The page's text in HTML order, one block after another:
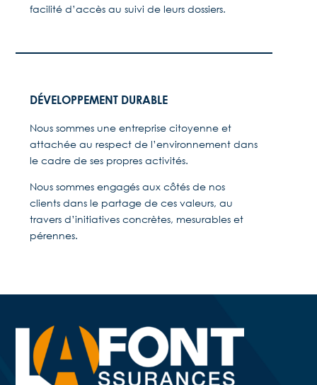
facilité d’accès au suivi de leurs dossiers.
DÉVELOPPEMENT DURABLE
Nous sommes une entreprise citoyenne et
attachée au respect de l’environnement dans
le cadre de ses propres activités.
Nous sommes engagés aux côtés de nos
clients dans le partage de ces valeurs, au
travers d’initiatives concrètes, mesurables et
pérennes.